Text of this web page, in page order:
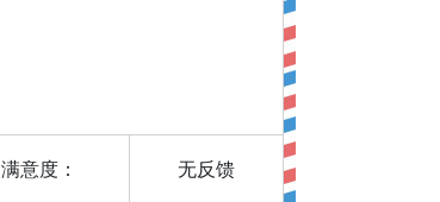
满意度： 无反馈